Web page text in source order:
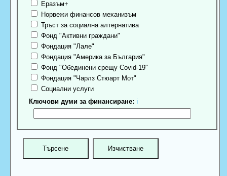
Еразъм+
Норвежи финансов механизъм
Тръст за социална алтернатива
Фонд "Активни граждани"
Фондация "Лале"
Фондация "Америка за България"
Фонд "Обединени срещу Covid-19"
Фондация "Чарлз Стюарт Мот"
Социални услуги
Ключови думи за финансиране: ℹ